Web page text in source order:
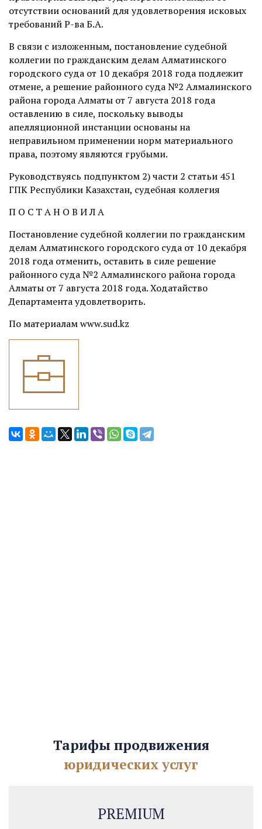
отсутствии оснований для удовлетворения исковых
требований Р-ва Б.А.
В связи с изложенным, постановление судебной
коллегии по гражданским делам Алматинского
городского суда от 10 декабря 2018 года подлежит
отмене, а решение районного суда №2 Алмалинского
района города Алматы от 7 августа 2018 года
оставлению в силе, поскольку выводы
апелляционной инстанции основаны на
неправильном применении норм материального
права, поэтому являются грубыми.
Руководствуясь подпунктом 2) части 2 статьи 451
ГПК Республики Казахстан, судебная коллегия
П О С Т А Н О В И Л А
Постановление судебной коллегии по гражданским
делам Алматинского городского суда от 10 декабря
2018 года отменить, оставить в силе решение
районного суда №2 Алмалинского района города
Алматы от 7 августа 2018 года. Ходатайство
Департамента удовлетворить.
По материалам www.sud.kz
Тарифы продвижения
юридических услуг
PREMIUM